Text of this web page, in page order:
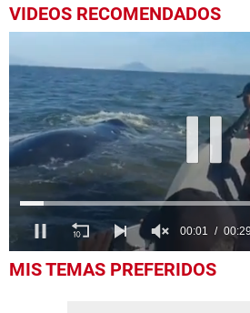
VIDEOS RECOMENDADOS
seconds
MIS TEMAS PREFERIDOS